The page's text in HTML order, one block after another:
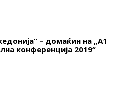
– домаќин на „А1
конференција 2019“